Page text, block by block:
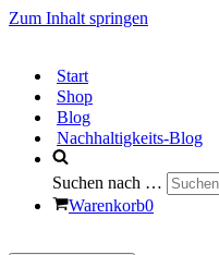
Zum Inhalt springen
Start
Shop
Blog
Nachhaltigkeits-Blog
Suchen nach …
Warenkorb0